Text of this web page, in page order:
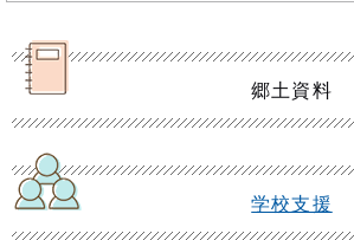
郷土資料
学校支援